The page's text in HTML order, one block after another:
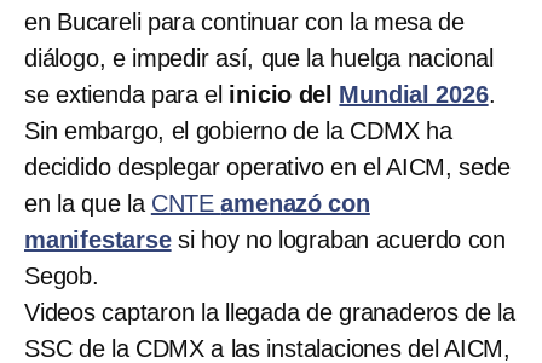
en Bucareli para continuar con la mesa de
diálogo, e impedir así, que la huelga nacional
se extienda para el inicio del Mundial 2026.
Sin embargo, el gobierno de la CDMX ha
decidido desplegar operativo en el AICM, sede
en la que la CNTEamenazó con
manifestarsesi hoy no lograban acuerdo con
Segob.
Videos captaron la llegada de granaderos de la
SSC de la CDMX a las instalaciones del AICM,